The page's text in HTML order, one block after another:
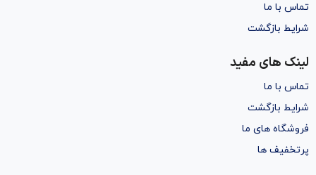
تماس با ما
شرایط بازگشت
لینک های مفید
تماس با ما
شرایط بازگشت
فروشگاه های ما
پرتخفیف ها